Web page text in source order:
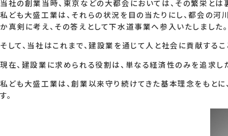
当社の創業当時、東京などの大都会においては、その繁栄と
私ども大盛工業は、それらの状況を目の当たりにし、都会の河
か真剣に考え、その答えとして下水道事業へ参入いたしました。
そして、当社はこれまで、建設業を通じて人と社会に貢献する
現在、建設業に求められる役割は、単なる経済性のみを追求
私ども大盛工業は、創業以来守り続けてきた基本理念をもと
す。